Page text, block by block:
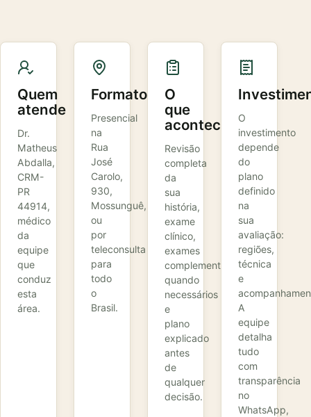
Quem
atende
Dr.
Matheus
Abdalla,
CRM-
PR
44914,
médico
da
equipe
que
conduz
esta
área.
Formato
Presencial
na
Rua
José
Carolo,
930,
Mossunguê,
ou
por
teleconsulta
para
todo
o
Brasil.
O
que
acontece
Revisão
completa
da
sua
história,
exame
clínico,
exames
complementares
quando
necessários
e
plano
explicado
antes
de
qualquer
decisão.
O
investimento
depende
do
plano
definido
na
sua
avaliação:
regiões,
técnica
e
A
equipe
detalha
tudo
com
transparência
no
WhatsApp,